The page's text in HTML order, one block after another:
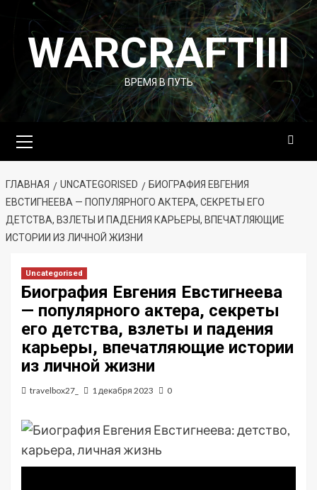
Перейти
содержимому
WARCRAFTIII
ВРЕМЯ В ПУТЬ
меню
ГЛАВНАЯ UNCATEGORISED
БИОГРАФИЯ ЕВГЕНИЯ
ЕВСТИГНЕЕВА — ПОПУЛЯРНОГО АКТЕРА, СЕКРЕТЫ ЕГО
ДЕТСТВА, ВЗЛЕТЫ И ПАДЕНИЯ КАРЬЕРЫ, ВПЕЧАТЛЯЮЩИЕ
ИСТОРИИ ИЗ ЛИЧНОЙ ЖИЗНИ
Uncategorised
Биография Евгения Евстигнеева
— популярного актера, секреты
его детства, взлеты и падения
карьеры, впечатляющие истории
из личной жизни
travelbox27_ 1 декабря 2023 0